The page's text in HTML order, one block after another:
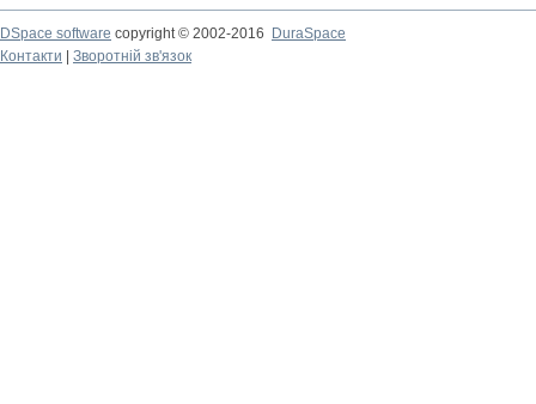
DSpace software copyright © 2002-2016
DuraSpace
Контакти
Зворотній зв'язок